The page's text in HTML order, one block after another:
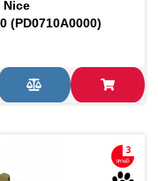
Nice
(PD0710A0000)